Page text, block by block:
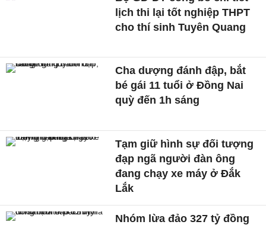
lịch thi lại tốt nghiệp THPT
cho thí sinh Tuyên Quang
Cha dượng đánh đập, bắt
bé gái 11 tuổi ở Đồng Nai
quỳ đến 1h sáng
Tạm giữ hình sự đối tượng
đạp ngã người đàn ông
đang chạy xe máy ở Đắk
Lắk
Nhóm lừa đảo 327 tỷ đồng